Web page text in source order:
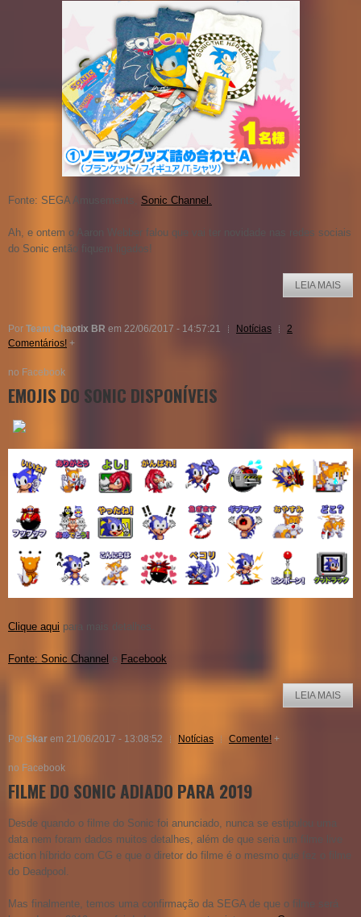
Fonte: SEGA Amusements, Sonic Channel.
Ah, e ontem o Aaron Webber falou que vai ter novidade nas redes sociais
do Sonic então fiquem ligados!
LEIA MAIS
Por Team Chaotix BR em 22/06/2017 - 14:57:21 Notícias
2
Comentários! +
no Facebook
EMOJIS DO SONIC DISPONÍVEIS
Clique aqui para mais detalhes.
Fonte: Sonic Channel Facebook
LEIA MAIS
Por Skar em 21/06/2017 - 13:08:52 Notícias Comente! +
no Facebook
FILME DO SONIC ADIADO PARA 2019
Desde quando o filme do Sonic foi anunciado, nunca se estipulou uma
data nem foram dados muitos detalhes, além de que seria um filme live
action híbrido com CG e que o diretor do filme é o mesmo que fez o filme
do Deadpool.
Mas finalmente, temos uma confirmação da SEGA de que o filme será